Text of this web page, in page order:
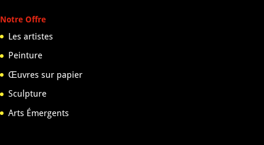
Notre Offre
Les artistes
Peinture
Œuvres sur papier
Sculpture
Arts Émergents